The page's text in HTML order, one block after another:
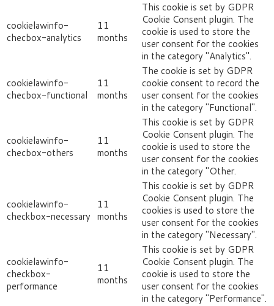
cookielawinfo-
checbox-analytics
11
months
This cookie is set by GDPR
Cookie Consent plugin. The
cookie is used to store the
user consent for the cookies
in the category "Analytics".
cookielawinfo-
checbox-functional
11
months
The cookie is set by GDPR
cookie consent to record the
user consent for the cookies
in the category "Functional".
cookielawinfo-
checbox-others
11
months
This cookie is set by GDPR
Cookie Consent plugin. The
cookie is used to store the
user consent for the cookies
in the category "Other.
cookielawinfo-
checkbox-necessary
11
months
This cookie is set by GDPR
Cookie Consent plugin. The
cookies is used to store the
user consent for the cookies
in the category "Necessary".
cookielawinfo-
checkbox-
performance
11
months
This cookie is set by GDPR
Cookie Consent plugin. The
cookie is used to store the
user consent for the cookies
in the category "Performance".